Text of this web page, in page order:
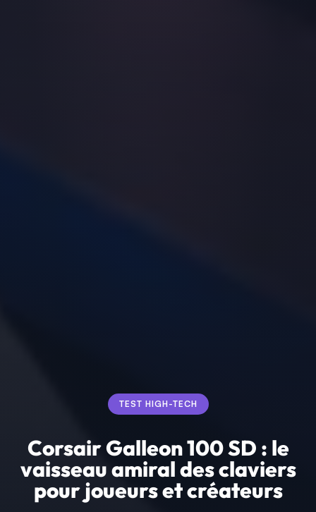
TEST HIGH-TECH
Corsair Galleon 100 SD : le
vaisseau amiral des claviers
pour joueurs et créateurs